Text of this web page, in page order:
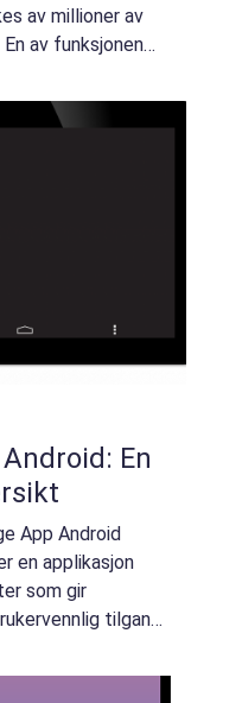
av millioner av
av funksjonene
som «scree...
En
App Android
en applikasjon
som gir
tilgang
Direktoratet for